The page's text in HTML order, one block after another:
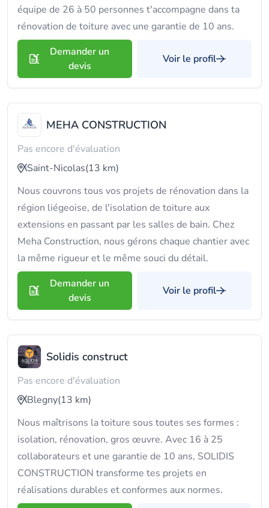
équipe de 26 à 50 personnes t'accompagne dans ta
rénovation de toiture avec une garantie de 10 ans.
Demander un
devis
Voir le profil
MEHA CONSTRUCTION
Pas encore d'évaluation
Saint-Nicolas(13 km)
Nous couvrons tous vos projets de rénovation dans la
région liégeoise, de l'isolation de toiture aux
extensions en passant par les salles de bain. Chez
Meha Construction, nous gérons chaque chantier avec
la même rigueur et le même souci du détail.
Demander un
devis
Voir le profil
Solidis construct
Pas encore d'évaluation
Blegny(13 km)
Nous maîtrisons la toiture sous toutes ses formes :
isolation, rénovation, gros œuvre. Avec 16 à 25
collaborateurs et une garantie de 10 ans, SOLIDIS
CONSTRUCTION transforme tes projets en
réalisations durables et conformes aux normes.